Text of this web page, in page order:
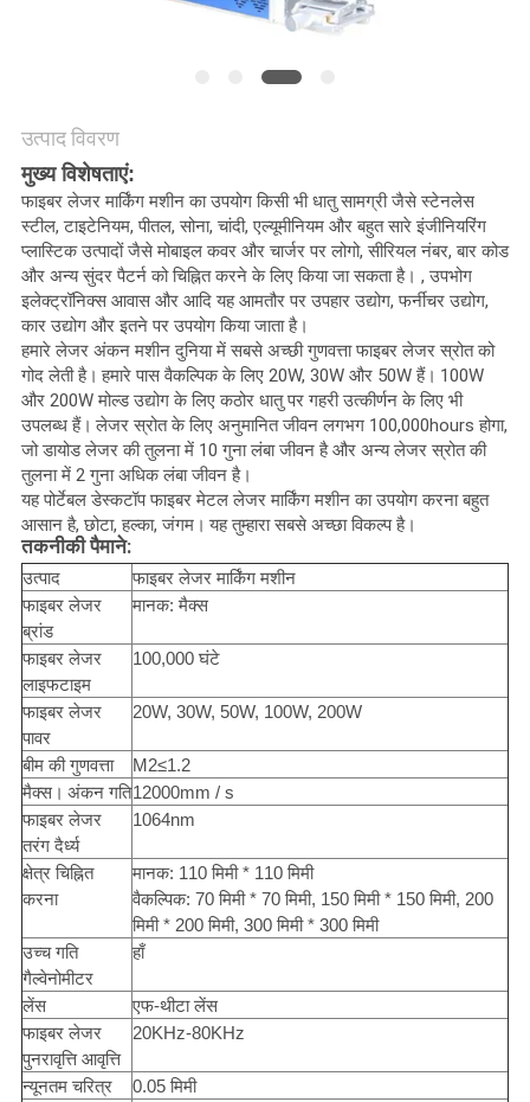
साइटमैप
PRIVACY
POLICY
उत्पाद विवरण
मुख्य विशेषताएं:
फाइबर लेजर मार्किंग मशीन का उपयोग किसी भी धातु सामग्री जैसे स्टेनलेस
स्टील, टाइटेनियम, पीतल, सोना, चांदी, एल्यूमीनियम और बहुत सारे इंजीनियरिंग
प्लास्टिक उत्पादों जैसे मोबाइल कवर और चार्जर पर लोगो, सीरियल नंबर, बार कोड
और अन्य सुंदर पैटर्न को चिह्नित करने के लिए किया जा सकता है। , उपभोग
इलेक्ट्रॉनिक्स आवास और आदि यह आमतौर पर उपहार उद्योग, फर्नीचर उद्योग,
कार उद्योग और इतने पर उपयोग किया जाता है।
हमारे लेजर अंकन मशीन दुनिया में सबसे अच्छी गुणवत्ता फाइबर लेजर स्रोत को
गोद लेती है। हमारे पास वैकल्पिक के लिए 20W, 30W और 50W हैं। 100W
और 200W मोल्ड उद्योग के लिए कठोर धातु पर गहरी उत्कीर्णन के लिए भी
उपलब्ध हैं। लेजर स्रोत के लिए अनुमानित जीवन लगभग 100,000hours होगा,
जो डायोड लेजर की तुलना में 10 गुना लंबा जीवन है और अन्य लेजर स्रोत की
तुलना में 2 गुना अधिक लंबा जीवन है।
यह पोर्टेबल डेस्कटॉप फाइबर मेटल लेजर मार्किंग मशीन का उपयोग करना बहुत
आसान है, छोटा, हल्का, जंगम। यह तुम्हारा सबसे अच्छा विकल्प है।
तकनीकी पैमाने:
उत्पाद
फाइबर लेजर मार्किंग मशीन
फाइबर लेजर
ब्रांड
मानक: मैक्स
फाइबर लेजर
लाइफटाइम
100,000 घंटे
फाइबर लेजर
पावर
20W, 30W, 50W, 100W, 200W
बीम की गुणवत्ता
M2≤1.2
मैक्स। अंकन गति12000mm / s
फाइबर लेजर
तरंग दैर्ध्य
1064nm
क्षेत्र चिह्नित
करना
मानक: 110 मिमी * 110 मिमी
वैकल्पिक: 70 मिमी * 70 मिमी, 150 मिमी * 150 मिमी, 200
मिमी * 200 मिमी, 300 मिमी * 300 मिमी
उच्च गति
गैल्वेनोमीटर
हाँ
लेंस
एफ-थीटा लेंस
फाइबर लेजर
पुनरावृत्ति आवृत्ति
20KHz-80KHz
न्यूनतम चरित्र
0.05 मिमी